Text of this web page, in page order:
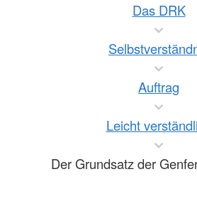
Das DRK
Auftrag
Leicht
Der Grundsatz der